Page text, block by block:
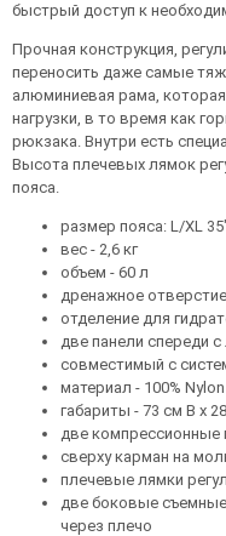
быстрый доступ к
Прочная конструкция,
переносить даже самые
алюминиевая рама,
нагрузки, в то время как
рюкзака. Внутри есть
Высота плечевых лямок
пояса.
размер пояса: L/XL
вес - 2,6 кг
объем - 60 л
дренажное отверстие
отделение для
две панели спереди с
совместимый с
материал - 100%
габариты - 73 см В х
две компрессионные
сверху карман на
плечевые лямки
две боковые
через плечо